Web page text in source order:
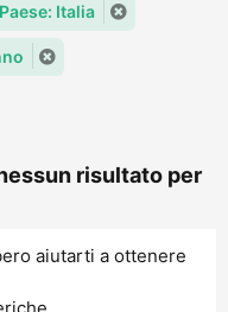
Paese: Italia
risultato per
aiutarti a ottenere